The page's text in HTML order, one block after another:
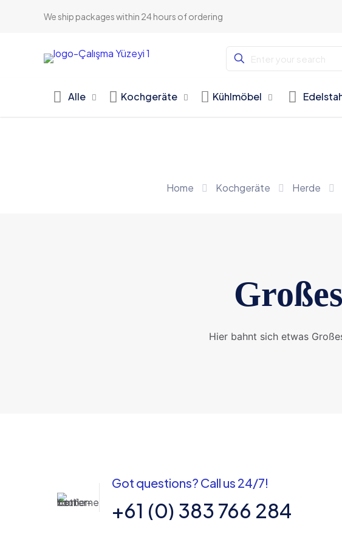
We ship packages within 24 hours of ordering
Alle Kochgeräte Kühlmöbel
Home Kochgeräte Herde
Hier bahnt sich etwas
Got questions? Call us 24/7!
+61 (0) 383 766 284